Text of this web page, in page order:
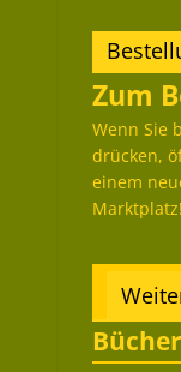
Zum
Wenn Sie
drücken,
einem
Marktplatz!
Bücher